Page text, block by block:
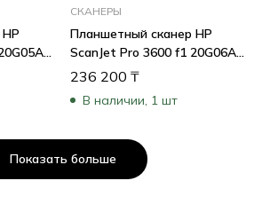
СКАНЕРЫ
Планшетный сканер HP
ScanJet Pro 3600 f1 20G06A
(A4, Цветной, CIS)
236 200 ₸
В наличии, 1 шт
Показать больше